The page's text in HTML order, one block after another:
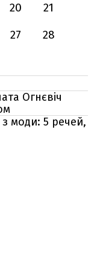
20
21
27
28
Огнєвіч
моди: 5 речей,